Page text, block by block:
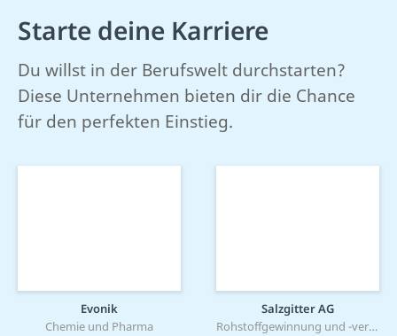
Starte deine Karriere
Du willst in der Berufswelt durchstarten?
Diese Unternehmen bieten dir die Chance
für den perfekten Einstieg.
Evonik
Chemie und Pharma
Salzgitter AG
Rohstoffgewinnung und -verarbeitung